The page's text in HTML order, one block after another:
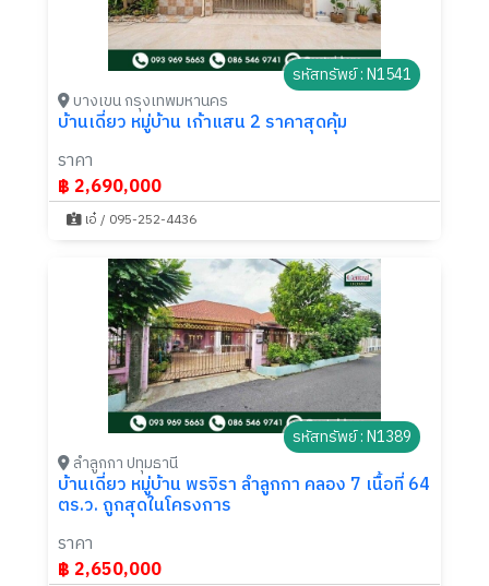
รหัสทรัพย์ : N1541
บางเขน กรุงเทพมหานคร
บ้านเดี่ยว หมู่บ้าน เก้าแสน 2 ราคาสุดคุ้ม
ราคา
฿ 2,690,000
เอ๋ / 095-252-4436
รหัสทรัพย์ : N1389
ลำลูกกา ปทุมธานี
บ้านเดี่ยว หมู่บ้าน พรจิรา ลำลูกกา คลอง 7 เนื้อที่ 64
ตร.ว. ถูกสุดในโครงการ
ราคา
฿ 2,650,000